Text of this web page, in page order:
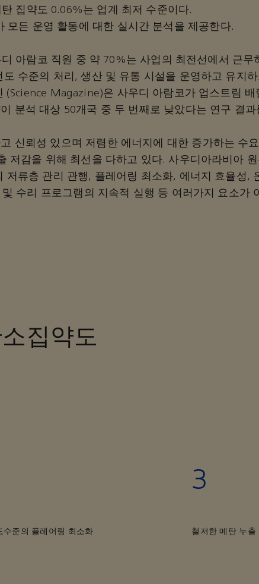
집약도 0.06%는 업계 최저 수준이다.
모든 운영 활동에 대한 실시간 분석을 제공한다.
아람코 직원 중 약 70%는 사업의 최전선에서 근무
수준의 처리, 생산 및 유통 시설을 운영하고 유지
(Science Magazine)은 사우디 아람코가 업스트림 배
분석 대상 50개국 중 두 번째로 낮았다는 연구 결과
신뢰성 있으며 저렴한 에너지에 대한 증가하는 수
저감을 위해 최선을 다하고 있다. 사우디아라비아
저류층 관리 관행, 플레어링 최소화, 에너지 효율성,
수리 프로그램의 지속적 실행 등 여러가지 요소가
집약도
수준의 플레어링 최소화
3
철저한 메탄 누출